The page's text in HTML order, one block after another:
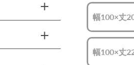
幅100×丈
幅100×丈